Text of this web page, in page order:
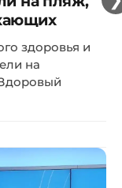
здоровья и
на